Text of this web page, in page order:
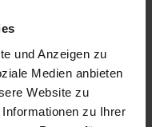
und Anzeigen zu
Medien anbieten
Website zu
zu Ihrer
2-4 workdays within
shopping cart